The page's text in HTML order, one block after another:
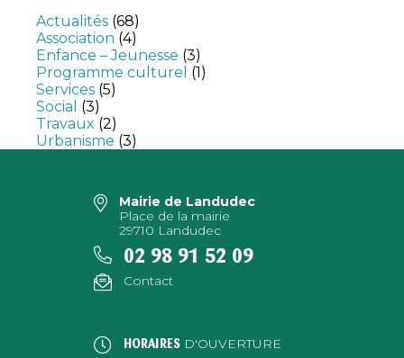
Actualités(68)
Association (4)
Enfance – Jeunesse (3)
Programme culturel (1)
Services(5)
Social (3)
Travaux (2)
Urbanisme (3)
Mairie de Landudec
Place de la mairie
29710 Landudec
02 98 91 52 09
Contact
HORAIRES D'OUVERTURE